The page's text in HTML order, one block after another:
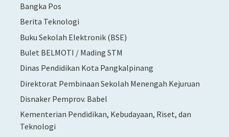
Bangka Pos
Berita Teknologi
Buku Sekolah Elektronik (BSE)
Bulet BELMOTI / Mading STM
Dinas Pendidikan Kota Pangkalpinang
Direktorat Pembinaan Sekolah Menengah Kejuruan
Disnaker Pemprov. Babel
Kementerian Pendidikan, Kebudayaan, Riset, dan
Teknologi